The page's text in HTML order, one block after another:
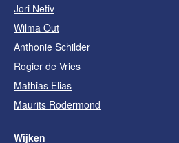
Jori Netiv
Wilma Out
Anthonie Schilder
Rogier de Vries
Mathias Elias
Maurits Rodermond
Wijken